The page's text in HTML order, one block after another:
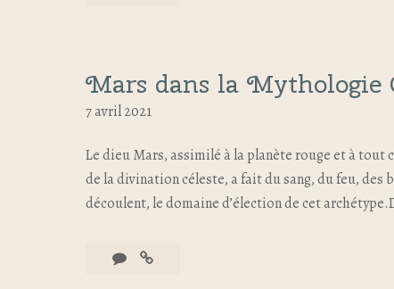
Mars dans la Mythologie
7 avril 2021
Le dieu Mars, assimilé à la planète rouge et à tout
de la divination céleste, a fait du sang, du feu, des
découlent, le domaine d’élection de cet